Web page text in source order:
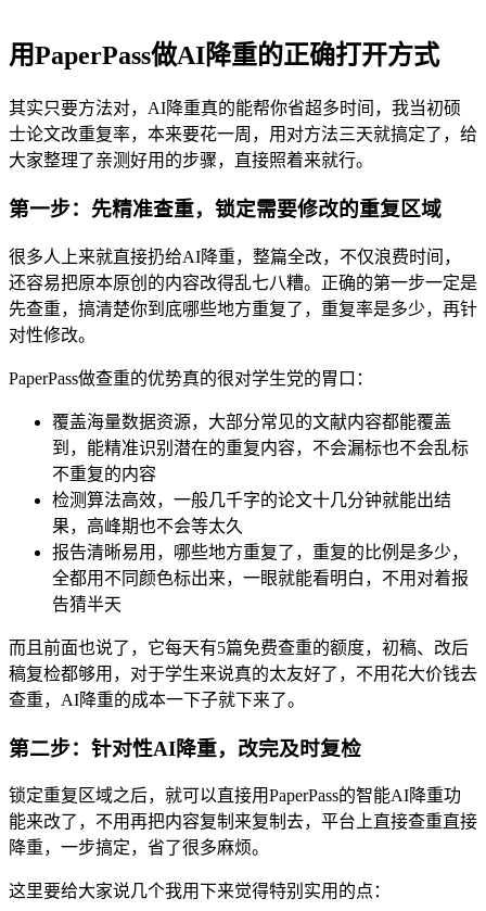
用PaperPass做AI降重的正确打开方式
其实只要方法对，AI降重真的能帮你省超多时间，我当初硕
士论文改重复率，本来要花一周，用对方法三天就搞定了，给
大家整理了亲测好用的步骤，直接照着来就行。
第一步：先精准查重，锁定需要修改的重复区域
很多人上来就直接扔给AI降重，整篇全改，不仅浪费时间，
还容易把原本原创的内容改得乱七八糟。正确的第一步一定是
先查重，搞清楚你到底哪些地方重复了，重复率是多少，再针
对性修改。
PaperPass做查重的优势真的很对学生党的胃口：
覆盖海量数据资源，大部分常见的文献内容都能覆盖
到，能精准识别潜在的重复内容，不会漏标也不会乱标
不重复的内容
检测算法高效，一般几千字的论文十几分钟就能出结
果，高峰期也不会等太久
报告清晰易用，哪些地方重复了，重复的比例是多少，
全都用不同颜色标出来，一眼就能看明白，不用对着报
告猜半天
而且前面也说了，它每天有5篇免费查重的额度，初稿、改后
稿复检都够用，对于学生来说真的太友好了，不用花大价钱去
查重，AI降重的成本一下子就下来了。
第二步：针对性AI降重，改完及时复检
锁定重复区域之后，就可以直接用PaperPass的智能AI降重功
能来改了，不用再把内容复制来复制去，平台上直接查重直接
降重，一步搞定，省了很多麻烦。
这里要给大家说几个我用下来觉得特别实用的点：